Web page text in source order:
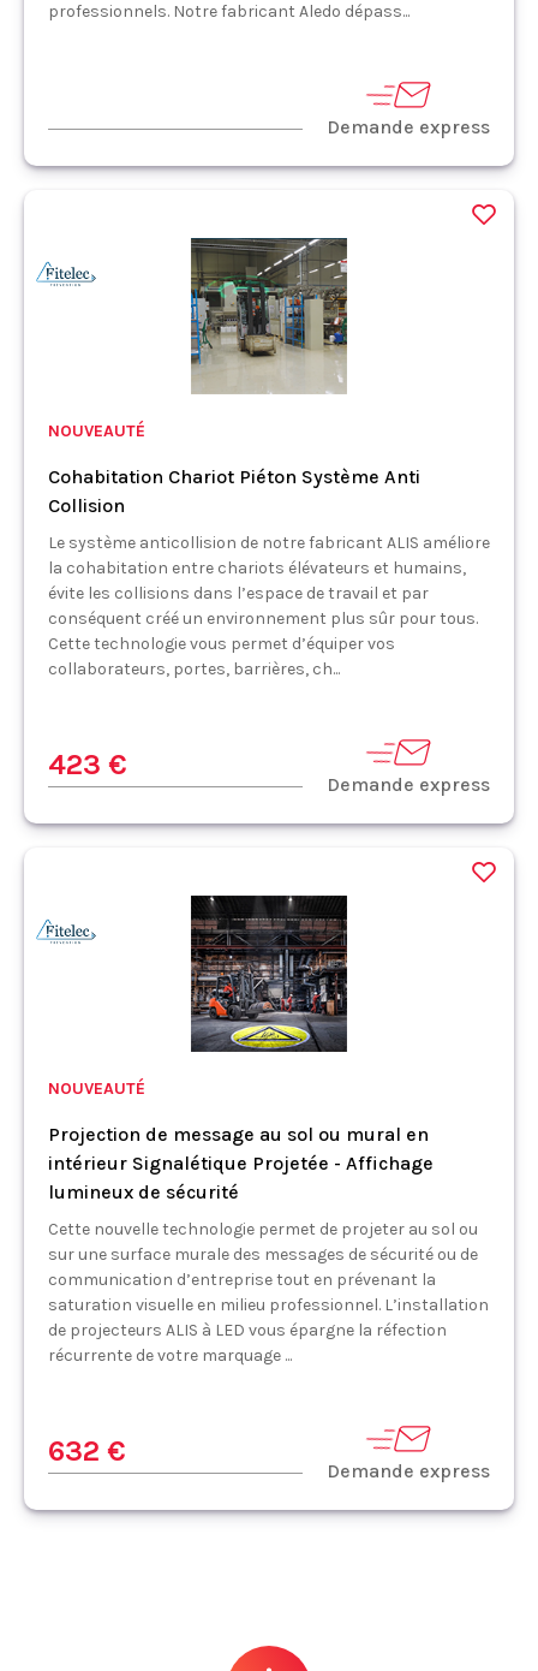
professionnels. Notre fabricant Aledo dépass...
Demande express
NOUVEAUTÉ
Cohabitation Chariot Piéton Système Anti
Collision
Le système anticollision de notre fabricant ALIS améliore
la cohabitation entre chariots élévateurs et humains,
évite les collisions dans l’espace de travail et par
conséquent créé un environnement plus sûr pour tous.
Cette technologie vous permet d’équiper vos
collaborateurs, portes, barrières, ch...
423 €
Demande express
NOUVEAUTÉ
Projection de message au sol ou mural en
intérieur Signalétique Projetée - Affichage
lumineux de sécurité
Cette nouvelle technologie permet de projeter au sol ou
sur une surface murale des messages de sécurité ou de
communication d’entreprise tout en prévenant la
saturation visuelle en milieu professionnel. L’installation
de projecteurs ALIS à LED vous épargne la réfection
récurrente de votre marquage ...
632 €
Demande express